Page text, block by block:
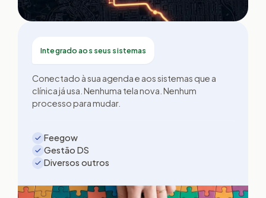
Integrado aos seus sistemas
Conectado à sua agenda e aos sistemas que a
clínica já usa. Nenhuma tela nova. Nenhum
processo para mudar.
Feegow
Gestão DS
Diversos outros